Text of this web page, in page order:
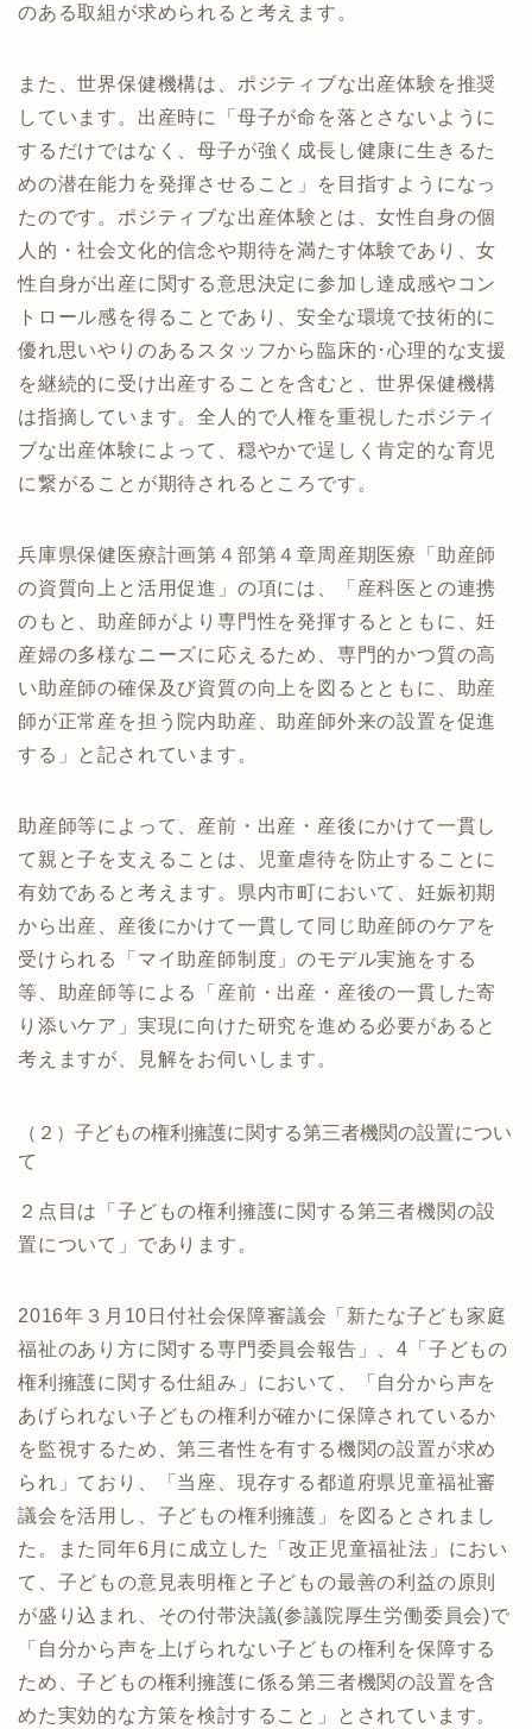
のある取組が求められると考えます。
また、世界保健機構は、ポジティブな出産体験を推奨
しています。出産時に「母子が命を落とさないように
するだけではなく、母子が強く成長し健康に生きるた
めの潜在能力を発揮させること」を目指すようになっ
たのです。ポジティブな出産体験とは、女性自身の個
人的・社会文化的信念や期待を満たす体験であり、女
性自身が出産に関する意思決定に参加し達成感やコン
トロール感を得ることであり、安全な環境で技術的に
優れ思いやりのあるスタッフから臨床的･心理的な支援
を継続的に受け出産することを含むと、世界保健機構
は指摘しています。全人的で人権を重視したポジティ
ブな出産体験によって、穏やかで逞しく肯定的な育児
に繋がることが期待されるところです。
兵庫県保健医療計画第４部第４章周産期医療「助産師
の資質向上と活用促進」の項には、「産科医との連携
のもと、助産師がより専門性を発揮するとともに、妊
産婦の多様なニーズに応えるため、専門的かつ質の高
い助産師の確保及び資質の向上を図るとともに、助産
師が正常産を担う院内助産、助産師外来の設置を促進
する」と記されています。
助産師等によって、産前・出産・産後にかけて一貫し
て親と子を支えることは、児童虐待を防止することに
有効であると考えます。県内市町において、妊娠初期
から出産、産後にかけて一貫して同じ助産師のケアを
受けられる「マイ助産師制度」のモデル実施をする
等、助産師等による「産前・出産・産後の一貫した寄
り添いケア」実現に向けた研究を進める必要があると
考えますが、見解をお伺いします。
（２）子どもの権利擁護に関する第三者機関の設置につい
て
２点目は「子どもの権利擁護に関する第三者機関の設
置について」であります。
2016年３月10日付社会保障審議会「新たな子ども家庭
福祉のあり方に関する専門委員会報告」、4「子どもの
権利擁護に関する仕組み」において、「自分から声を
あげられない子どもの権利が確かに保障されているか
を監視するため、第三者性を有する機関の設置が求め
られ」ており、「当座、現存する都道府県児童福祉審
議会を活用し、子どもの権利擁護」を図るとされまし
た。また同年6月に成立した「改正児童福祉法」におい
て、子どもの意見表明権と子どもの最善の利益の原則
が盛り込まれ、その付帯決議(参議院厚生労働委員会)で
「自分から声を上げられない子どもの権利を保障する
ため、子どもの権利擁護に係る第三者機関の設置を含
めた実効的な方策を検討すること」とされています。